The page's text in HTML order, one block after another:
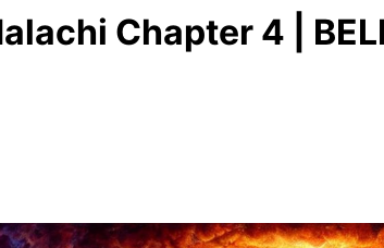
Chapter 4 |